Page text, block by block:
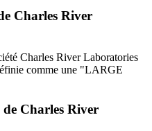
Charles River
Charles River Laboratories
comme une "LARGE
Charles River